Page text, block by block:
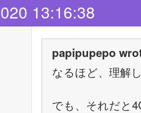
13:16:38
papipupepo
なるほど、理解
でも、それだと